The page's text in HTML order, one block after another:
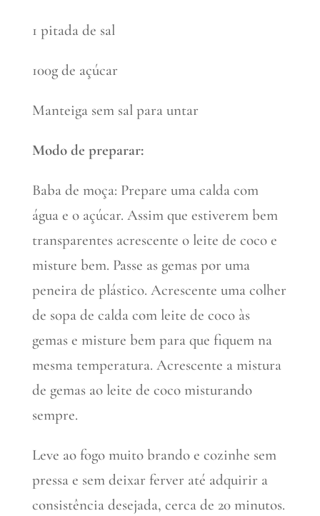
1 pitada de sal
100g de açúcar
Manteiga sem sal para untar
Modo de preparar:
Baba de moça: Prepare uma calda com
água e o açúcar. Assim que estiverem bem
transparentes acrescente o leite de coco e
misture bem. Passe as gemas por uma
peneira de plástico. Acrescente uma colher
de sopa de calda com leite de coco às
gemas e misture bem para que fiquem na
mesma temperatura. Acrescente a mistura
de gemas ao leite de coco misturando
sempre.
Leve ao fogo muito brando e cozinhe sem
pressa e sem deixar ferver até adquirir a
consistência desejada, cerca de 20 minutos.